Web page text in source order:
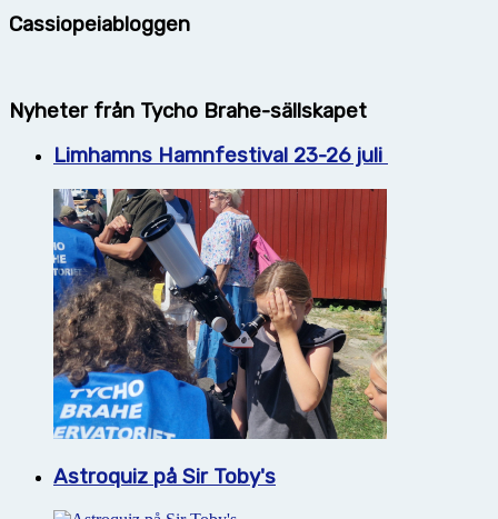
Cassiopeiabloggen
Nyheter från Tycho Brahe-sällskapet
Limhamns Hamnfestival 23-26 juli
Astroquiz på Sir Toby's